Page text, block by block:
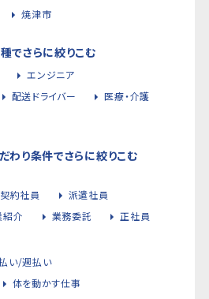
焼津市
でさらに絞りこむ
エンジニア
配送ドライバー
医療・介護
わり条件でさらに絞りこむ
契約社員
派遣社員
紹介 業務委託 正社員
い/週払い
体を動かす仕事